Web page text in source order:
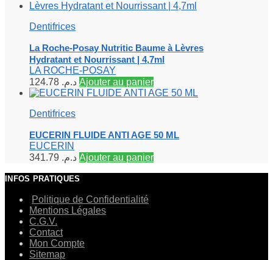
Dentifrices
La Roche-Posay Nutritic Baume à Lèvres
Hydratant et Nourrissant | 4,7ml
LA ROCHE-POSAY
د.م. Ajouter au panier
Dentifrices
EUCERIN FLUIDE ANTI AGE 50 ML
EUCERIN
د.م. Ajouter au panier
INFOS PRATIQUES
Politique de Confidentialité
Mentions Légales
C.G.V.
Contact
Mon Compte
Sitemap